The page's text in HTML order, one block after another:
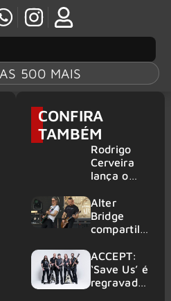
500 MAIS
CONFIRA
TAMBÉM
Rodrigo
Cerveira
lança o
Searcher”
Alter
Bridge
compartilh
vivo de
“Fortress”
gravada
ACCEPT:
‘Save Us’ é
regravada